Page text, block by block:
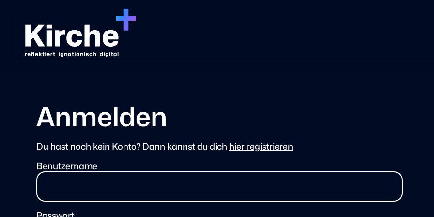
Anmelden
Du hast noch kein Konto? Dann kannst du dich hier registrieren.
Benutzername